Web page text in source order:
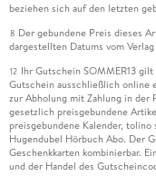
beziehen sich auf den letzten
8 Der gebundene Preis dieses
dargestellten Datums vom
12 Ihr Gutschein SOMMER13
Gutschein ausschließlich online
zur Abholung mit Zahlung in
gesetzlich preisgebundene
preisgebundene Kalender,
Hugendubel Hörbuch Abo. Der
Geschenkkarten kombinierbar.
und der Handel des